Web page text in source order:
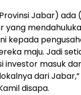
Jabar)
yang
kepada
maju. Jadi
investor masuk
dari Jabar,”
disapa.